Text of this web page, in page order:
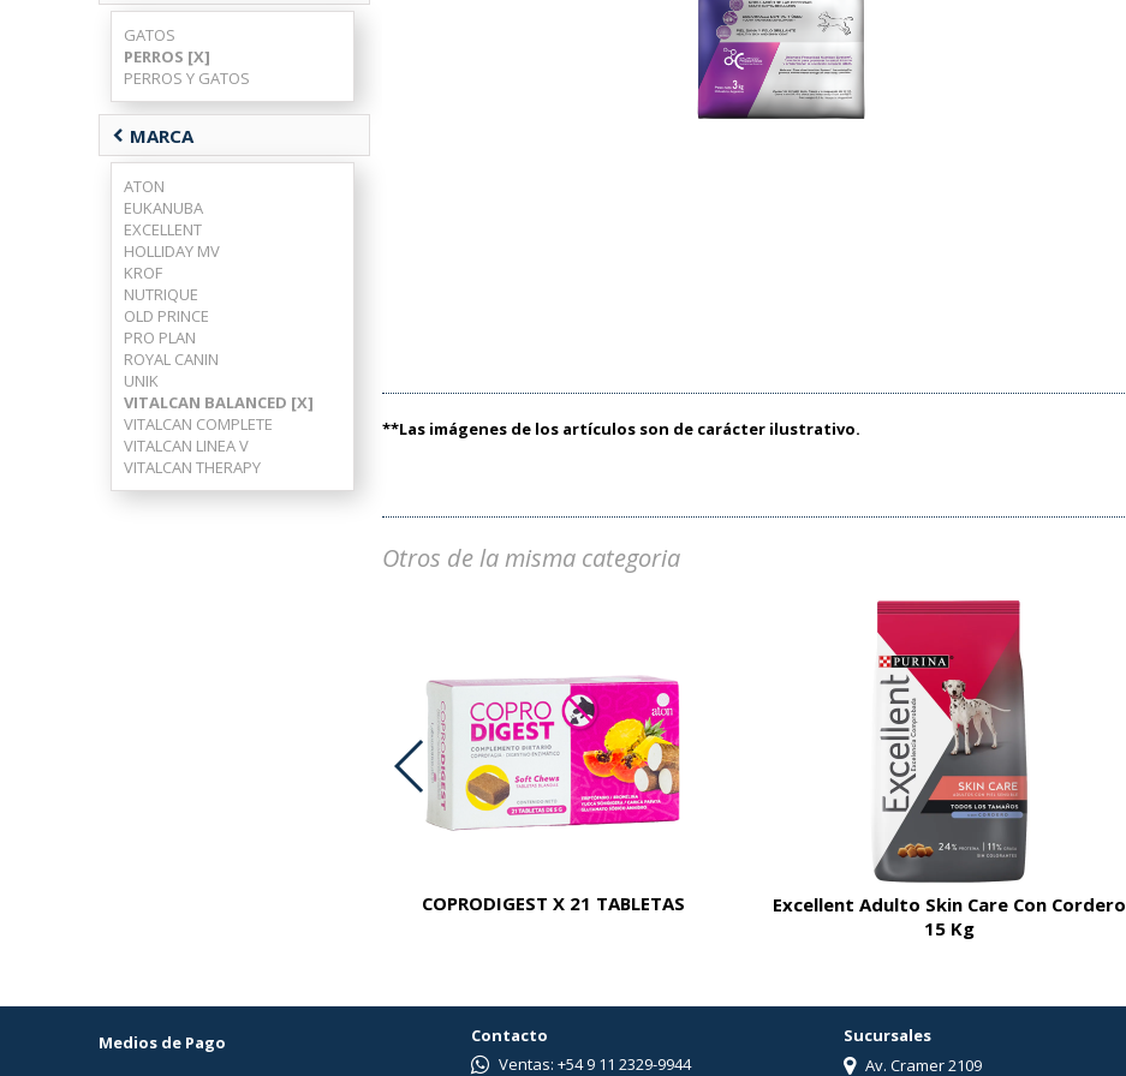
GATOS
PERROS [X]
PERROS Y GATOS
chevron_left MARCA
ATON
EUKANUBA
EXCELLENT
HOLLIDAY MV
KROF
NUTRIQUE
OLD PRINCE
PRO PLAN
ROYAL CANIN
UNIK
VITALCAN BALANCED [X]
VITALCAN COMPLETE
VITALCAN LINEA V
VITALCAN THERAPY
**Las imágenes de los artículos son de carácter ilustrativo.
Otros de la misma categoria
COPRODIGEST X 21 TABLETAS
Excellent Adulto Skin Care Con Cordero
15 Kg
Medios de Pago
Contacto
Ventas: +54 9 11 2329-9944
Sucursales
Av. Cramer 2109